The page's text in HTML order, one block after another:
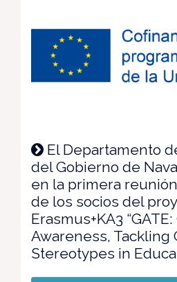
El Departamento
del Gobierno de
en la primera
de los socios del
Erasmus+KA3
Awareness, Tackling
Stereotypes in